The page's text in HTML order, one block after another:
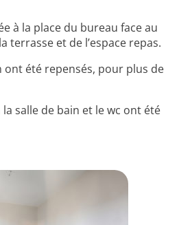
à la place du bureau face au
terrasse et de l’espace repas.
ont été repensés, pour plus de
salle de bain et le wc ont été